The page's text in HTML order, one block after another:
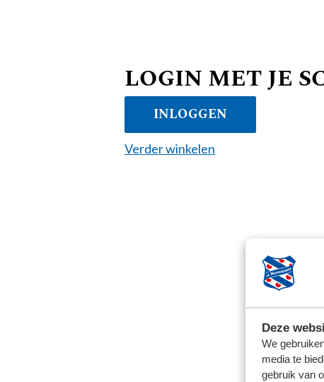
Deze
We
media te
gebruik van
LOGIN MET JE
INLOGGEN
Verder winkelen